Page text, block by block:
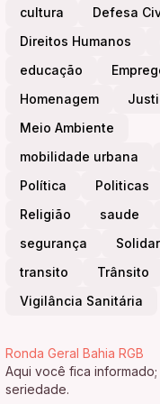
cultura
Defesa
Direitos Humanos
educação
Homenagem
Meio Ambiente
mobilidade urbana
Política
Politicas
Religião
saude
segurança
transito
Trânsito
Vigilância Sanitária
Ronda Geral Bahia RGB
Aqui você fica informado;
seriedade.